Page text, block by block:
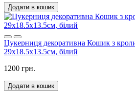
Додати в кошик
Цукерниця декоративна Кошик з
29х18.5х13.5см, білий
1200 грн.
Додати в кошик